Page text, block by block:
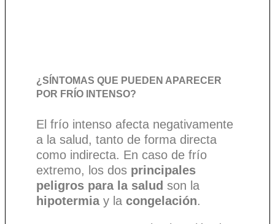
¿SÍNTOMAS QUE PUEDEN APARECER
POR FRÍO INTENSO?
El frío intenso afecta negativamente
a la salud, tanto de forma directa
como indirecta. En caso de frío
extremo, los dos principales
peligros para la salud son la
hipotermiay la congelación.